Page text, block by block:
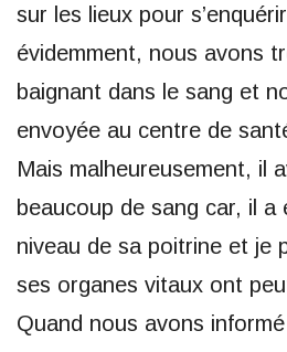
sur les lieux pour
évidemment, nous avons
baignant dans le sang et
envoyée au centre de
Mais malheureusement, il
beaucoup de sang car, il a
niveau de sa poitrine et je
ses organes vitaux ont
Quand nous avons